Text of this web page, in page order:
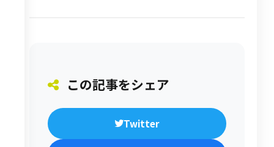
この記事をシェア
Twitter